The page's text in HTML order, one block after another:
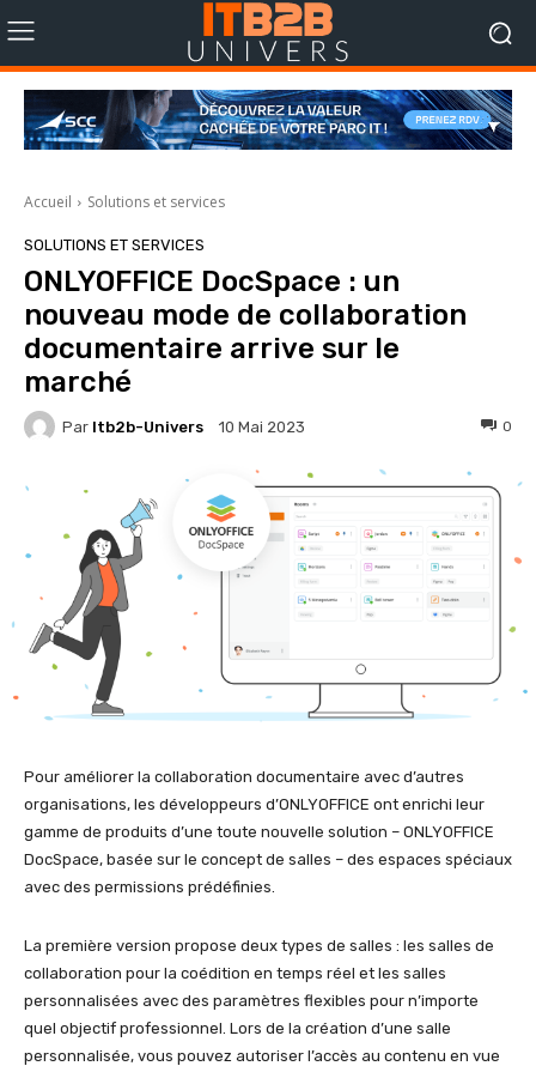
Accueil Solutions et services
SOLUTIONS ET SERVICES
ONLYOFFICE DocSpace : un
nouveau mode de collaboration
documentaire arrive sur le
marché
Par Itb2b-Univers 10 Mai 2023 0
Pour améliorer la collaboration documentaire avec d’autres
organisations, les développeurs d’ONLYOFFICE ont enrichi leur
gamme de produits d’une toute nouvelle solution – ONLYOFFICE
DocSpace, basée sur le concept de salles – des espaces spéciaux
avec des permissions prédéfinies.
La première version propose deux types de salles : les salles de
collaboration pour la coédition en temps réel et les salles
personnalisées avec des paramètres flexibles pour n’importe
quel objectif professionnel. Lors de la création d’une salle
personnalisée, vous pouvez autoriser l’accès au contenu en vue